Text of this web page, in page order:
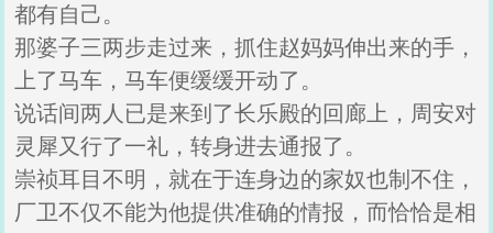
都有自己。
那婆子三两步走过来，抓住赵妈妈伸出来的手，
上了马车，马车便缓缓开动了。
说话间两人已是来到了长乐殿的回廊上，周安对
灵犀又行了一礼，转身进去通报了。
崇祯耳目不明，就在于连身边的家奴也制不住，
厂卫不仅不能为他提供准确的情报，而恰恰是相